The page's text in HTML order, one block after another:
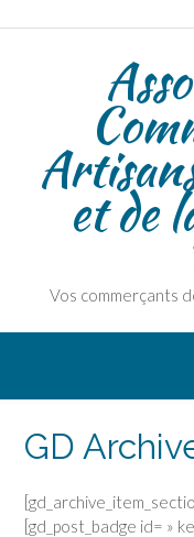
to
et de
Vos commerçants
GD
[gd_post_badge id= »